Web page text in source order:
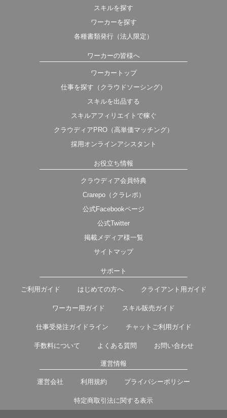
スキルを探す
ワーカーを探す
各種書類発行（法人限定）
ワーカーの皆様へ
ワーカートップ
仕事を探す（クラウドソーシング）
スキルを出品する
スキルアフィリエイトで稼ぐ
クラウディアPRO（高単価マッチング）
採用オンラインアシスタント
お役立ち情報
クラウディア会員特典
Crarepo（クラレポ）
公式Facebookページ
公式Twitter
掲載メディア様一覧
サイトマップ
サポート
ご利用ガイド はじめての方へ クライアント用ガイド
ワーカー用ガイド スキル販売ガイド
仕事受発注ガイドライン チャットご利用ガイド
手数料について よくある質問 お問い合わせ
運営情報
運営会社 利用規約 プライバシーポリシー
特定商取引法に関する表示